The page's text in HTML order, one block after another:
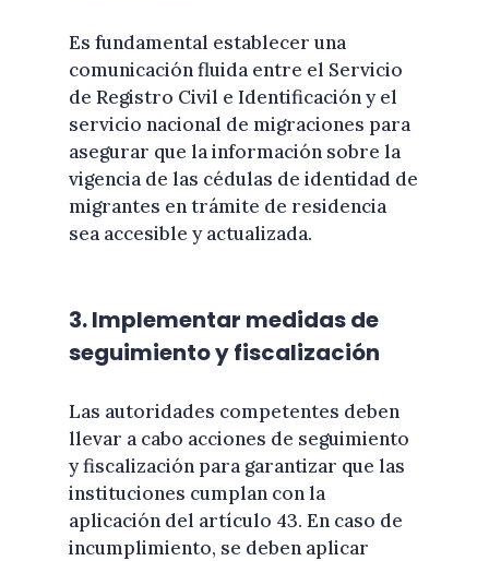
Es fundamental establecer una
comunicación fluida entre el Servicio
de Registro Civil e Identificación y el
servicio nacional de migraciones para
asegurar que la información sobre la
vigencia de las cédulas de identidad de
migrantes en trámite de residencia
sea accesible y actualizada.
3. Implementar medidas de
seguimiento y fiscalización
Las autoridades competentes deben
llevar a cabo acciones de seguimiento
y fiscalización para garantizar que las
instituciones cumplan con la
aplicación del artículo 43. En caso de
incumplimiento, se deben aplicar